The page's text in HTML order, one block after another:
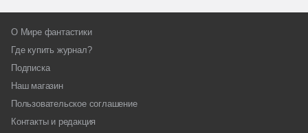
О Мире фантастики
Где купить журнал?
Подписка
Наш магазин
Пользовательское соглашение
Контакты и редакция